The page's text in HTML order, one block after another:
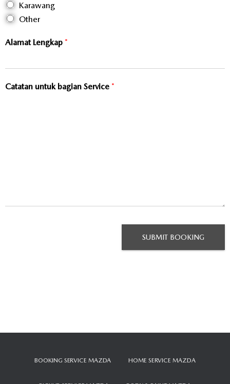
Karawang
Other
Alamat Lengkap *
Catatan untuk bagian Service *
SUBMIT BOOKING
BOOKING SERVICE MAZDA HOME SERVICE MAZDA